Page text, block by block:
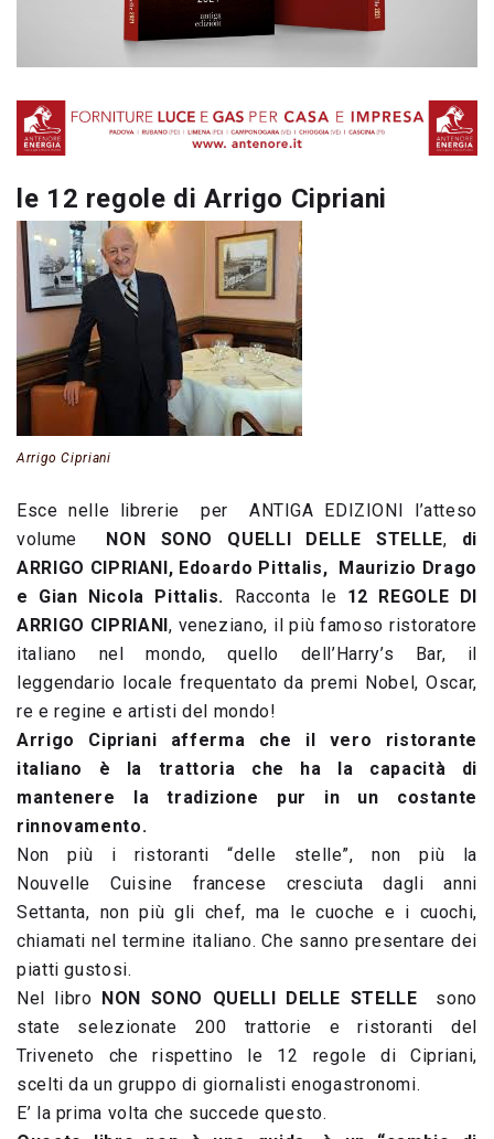
le 12 regole di Arrigo Cipriani
Arrigo Cipriani
Esce nelle librerie per ANTIGA EDIZIONI l’atteso
volume NON SONO QUELLI DELLE STELLE, di
ARRIGO CIPRIANI, Edoardo Pittalis, Maurizio Drago
e Gian Nicola Pittalis. Racconta le 12 REGOLE DI
ARRIGO CIPRIANI, veneziano, il più famoso ristoratore
italiano nel mondo, quello dell’Harry’s Bar, il
leggendario locale frequentato da premi Nobel, Oscar,
re e regine e artisti del mondo!
Arrigo Cipriani afferma che il vero ristorante
italiano è la trattoria che ha la capacità di
mantenere
la tradizione pur in un costante
rinnovamento.
Non più i ristoranti “delle stelle”, non più la
NouvelleCuisine francese cresciuta dagli anni
Settanta, non più gli chef, ma le cuoche e i cuochi,
chiamati nel termine italiano. Che sanno presentare dei
piatti gustosi.
Nel libro NON SONO QUELLI DELLE STELLE
sono
state selezionate 200 trattorie e ristoranti del
Triveneto che rispettino
le 12 regole di Cipriani,
scelti da un gruppo di giornalisti enogastronomi.
E’ la prima volta che succede questo.